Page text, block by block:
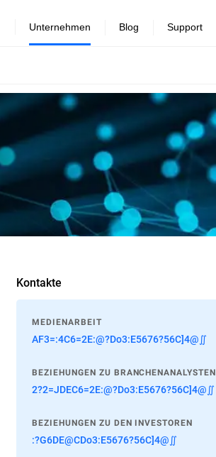
Unternehmen Blog Support
Kontakte
MEDIENARBEIT
AF3=:4C6=2E:@?Do3:E5676?56C]4@∬
BEZIEHUNGEN ZU BRANCHENANALYSTEN
2?2=JDEC6=2E:@?Do3:E5676?56C]4@∬
BEZIEHUNGEN ZU DEN INVESTOREN
:?G6DE@CDo3:E5676?56C]4@∬